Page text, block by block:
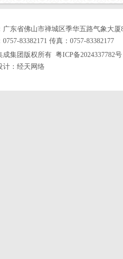
广东省佛山市禅城区季华五路气象大厦
0757-83382171 传真：0757-83382177
成集团版权所有 粤ICP备2024337782号
计： 经天网络